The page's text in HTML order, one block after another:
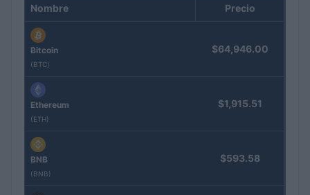
Nombre Precio
Bitcoin
(BTC)
$64,946.00
Ethereum
(ETH)
$1,915.51
BNB
(BNB)
$593.58